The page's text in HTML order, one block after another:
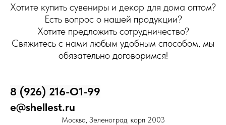
Хотите купить сувениры и декор для дома оптом?
Есть вопрос о нашей продукции?
Хотите предложить сотрудничество?
Свяжитесь с нами любым удобным способом, мы
обязательно договоримся!
8 (926) 216-О1-99
e@shellest.ru
Москва, Зеленоград, корп 2003